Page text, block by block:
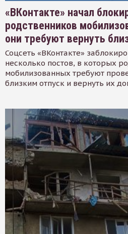
«ВКонтакте» начал
родственников
они требуют вернуть
Соцсеть «ВКонтакте»
несколько постов, в которых
мобилизованных требуют
близким отпуск и вернуть их